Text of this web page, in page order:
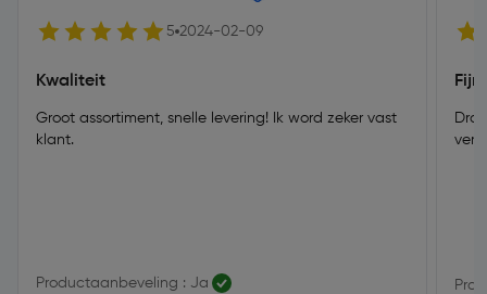
5 2024-02-09
Kwaliteit
Groot assortiment, snelle levering! Ik word zeker vast
klant.
Productaanbeveling : Ja